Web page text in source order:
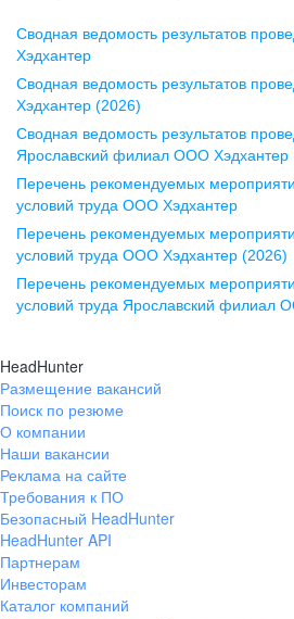
Воронеж
ул. Комиссаржевской, д. 10,
офис 1212
+7 473 280-05-05
pr@vrn.hh.ru
ул. Спартаковская, д. 2А, этаж 3,
помещение 15
+7 843 212-12-50
Екатеринбург
ул. Боевых Дружин, стр. 20,
+7 343 226-79-99
pr@ural.hh.ru
ул. Янковского, д. 169, 7 этаж,
706 каб.
Сводная ведомость результатов
Хэдхантер
Сводная ведомость результатов
Хэдхантер (2026)
Сводная ведомость результатов
Ярославский филиал ООО Хэдхантер
Перечень рекомендуемых
условий труда ООО Хэдхантер
Перечень рекомендуемых
условий труда ООО Хэдхантер (2026)
Перечень рекомендуемых
условий труда Ярославский филиал
HeadHunter
Размещение вакансий
Поиск по резюме
О компании
Наши вакансии
Реклама на сайте
Требования к ПО
Безопасный HeadHunter
HeadHunter API
Партнерам
Инвесторам
Каталог компаний